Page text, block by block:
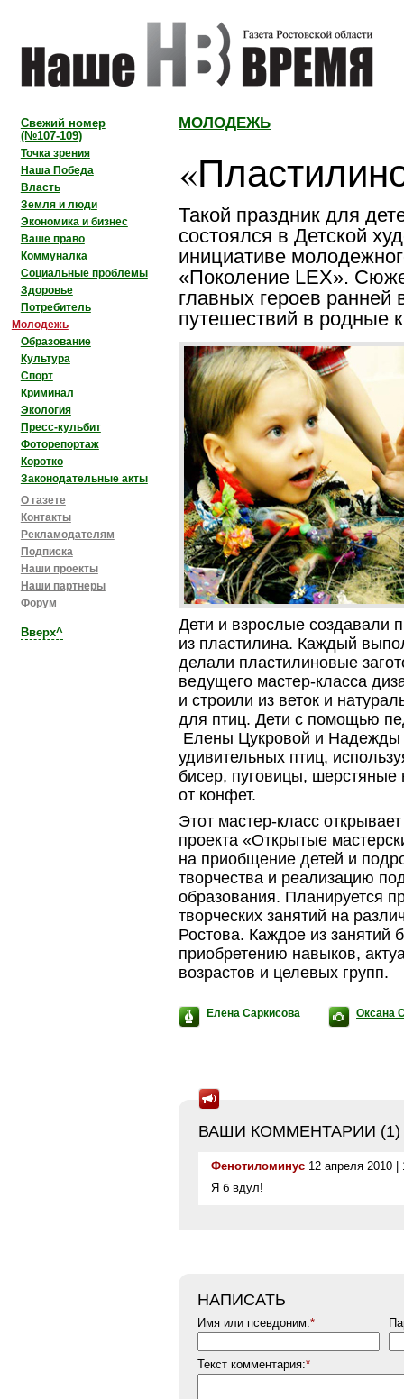
МОЛОДЕЖЬ
Такой праздник для
состоялся в Детской
инициативе
«Поколение LEX».
главных героев
путешествий в родные
Дети и взрослые создавали
из пластилина. Каждый
делали пластилиновые
ведущего мастер-класса
и строили из веток и
для птиц. Дети с помощью
Елены Цукровой и Надежды
удивительных птиц,
бисер, пуговицы,
от конфет.
Этот мастер-класс
проекта «Открытые
на приобщение детей и
творчества и реализацию
образования. Планируется
творческих занятий на
Ростова. Каждое из занятий
приобретению навыков,
возрастов и целевых групп.
Елена Саркисова Оксана
ВАШИ КОММЕНТАРИИ (1)
Фенотиломинус 12 апреля 2010 |
Я б вдул!
НАПИСАТЬ
Имя или псевдоним:*
Текст комментария:*
Свежий номер
(№107-109)
Точка зрения
Наша Победа
Власть
Земля и люди
Экономика и бизнес
Ваше право
Коммуналка
Социальные проблемы
Здоровье
Потребитель
Молодежь
Образование
Культура
Спорт
Криминал
Экология
Пресс-кульбит
Фоторепортаж
Коротко
Законодательные акты
О газете
Контакты
Рекламодателям
Подписка
Наши проекты
Наши партнеры
Форум
Вверх^